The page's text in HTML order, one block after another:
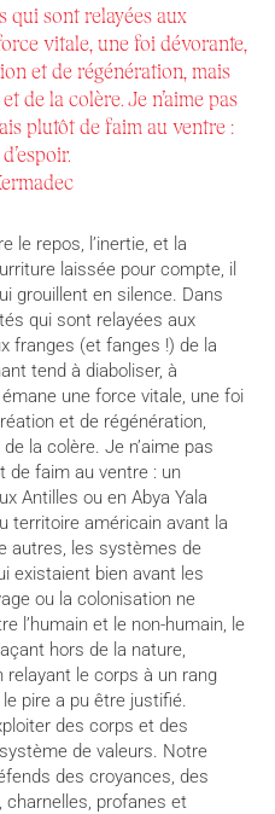
qui sont relayées aux
vitale, une foi dévorante,
et de régénération, mais
de la colère. Je n’aime pas
plutôt de faim au ventre :
le repos, l’inertie, et la
laissée pour compte, il
grouillent en silence. Dans
qui sont relayées aux
franges (et fanges !) de la
tend à diaboliser, à
une force vitale, une foi
et de régénération,
la colère. Je n’aime pas
de faim au ventre : un
Antilles ou en Abya Yala
territoire américain avant la
autres, les systèmes de
existaient bien avant les
ou la colonisation ne
l’humain et le non-humain, le
hors de la nature,
relayant le corps à un rang
pire a pu être justifié.
des corps et des
de valeurs. Notre
des croyances, des
charnelles, profanes et